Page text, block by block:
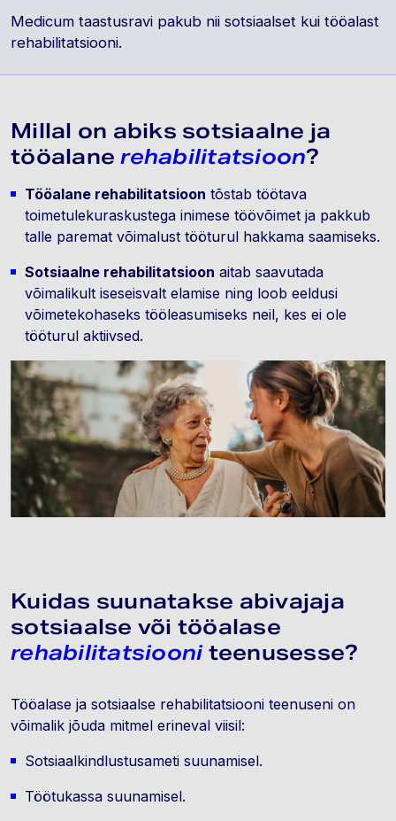
Medicum taastusravi pakub nii sotsiaalset kui tööalast
rehabilitatsiooni.
Millal on abiks sotsiaalne ja
tööalanerehabilitatsioon?
Tööalane rehabilitatsioon tõstab töötava
toimetulekuraskustega inimese töövõimet ja pakkub
talle paremat võimalust tööturul hakkama saamiseks.
Sotsiaalne rehabilitatsioon aitab saavutada
võimalikult iseseisvalt elamise ning loob eeldusi
võimetekohaseks tööleasumiseks neil, kes ei ole
tööturul aktiivsed.
Kuidas suunatakse abivajaja
sotsiaalse või tööalase
rehabilitatsiooni teenusesse?
Tööalase ja sotsiaalse rehabilitatsiooni teenuseni on
võimalik jõuda mitmel erineval viisil:
Sotsiaalkindlustusameti suunamisel.
Töötukassa suunamisel.